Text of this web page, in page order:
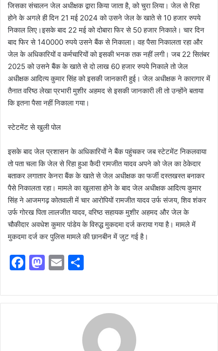
जिसका संचालन जेल अधीक्षक द्वारा किया जाता है, को चुरा लिया। जेल से रिहा
होने के अगले ही दिन 21 मई 2024 को उसने जेल के खाते से 10 हजार रुपये
निकाल लिए।इसके बाद 22 मई को दोबारा फिर से 50 हजार निकाले। चार दिन
बाद फिर से 140000 रुपये उसने बैंक से निकाला। वह पैसा निकालता रहा और
जेल के अधिकारियों व कर्मचारियों को इसकी भनक तक नहीं लगी। जब 22 सितंबर
2025 को उसने बैंक के खाते से दो लाख 60 हजार रुपये निकाले तो जेल
अधीक्षक आदित्य कुमार सिंह को इसकी जानकारी हुई। जेल अधीक्षक ने कारागार में
तैनात वरिष्ठ लेखा प्रभारी मुशीर अहमद से इसकी जानकारी ली तो उन्होंने बताया
कि इतना पैसा नहीं निकाला गया।
स्टेटमेंट से खुली पोल
इसके बाद जेल प्रशासन के अधिकारियों ने बैंक पहुंचकर जब स्टेटमेंट निकलवाया
तो पता चला कि जेल से रिहा हुआ कैदी रामजीत यादव अपने को जेल का ठेकेदार
बताकर लगातार केनरा बैंक के खाते से जेल अधीक्षक का फर्जी दस्तखस्त बनाकर
पैसे निकालता रहा। मामले का खुलासा होने के बाद जेल अधीक्षक आदित्य कुमार
सिंह ने आजमगढ़ कोतवाली में चार आरोपियों रामजीत यादव उर्फ संजय, शिव शंकर
उर्फ गोरख पिता लालजीत यादव, वरिष्ठ सहायक मुशीर अहमद और जेल के
चौकीदार अवधेश कुमार पांडेय के विरुद्ध मुकदमा दर्ज कराया गया है। मामले में
मुकदमा दर्ज कर पुलिस मामले की छानबीन में जुट गई है।
F
c
e
M
st
o
E
ai
l
ar
e